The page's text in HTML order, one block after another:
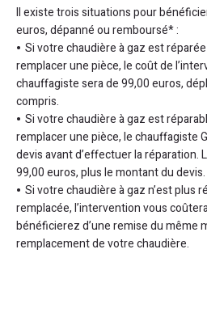
Il existe trois situations pour
euros, dépanné ou remboursé* :
Si votre chaudière à gaz est
remplacer une pièce, le coût de
chauffagiste sera de 99,00 euros,
compris.
Si votre chaudière à gaz est
remplacer une pièce, le chauffagiste
devis avant d’effectuer la réparation.
99,00 euros, plus le montant du devis.
Si votre chaudière à gaz n’est plus
remplacée, l’intervention vous
bénéficierez d’une remise du même
remplacement de votre chaudière.